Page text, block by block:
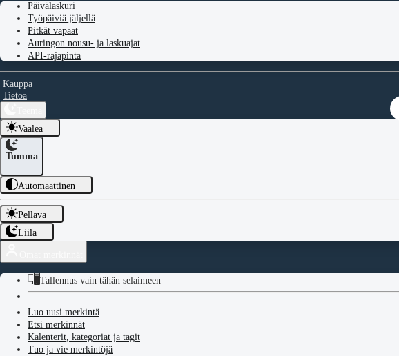
Päivälaskuri
Työpäiviä jäljellä
Pitkät vapaat
Auringon nousu- ja laskuajat
API-rajapinta
Kauppa
Tietoa
Vaalea
Tumma
Automaattinen
Pellava
Liila
Tallennus vain tähän selaimeen
Luo uusi merkintä
Etsi merkinnät
Kalenterit, kategoriat ja tagit
Tuo ja vie merkintöjä